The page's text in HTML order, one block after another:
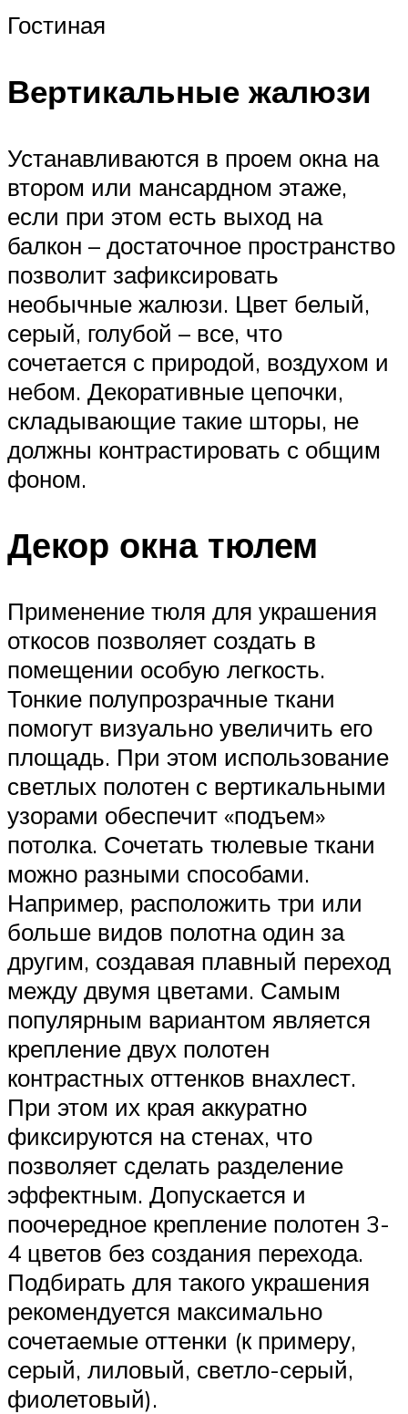
Гостиная
Вертикальные жалюзи
Устанавливаются в проем окна на
втором или мансардном этаже,
если при этом есть выход на
балкон – достаточное пространство
позволит зафиксировать
необычные жалюзи. Цвет белый,
серый, голубой – все, что
сочетается с природой, воздухом и
небом. Декоративные цепочки,
складывающие такие шторы, не
должны контрастировать с общим
фоном.
Декор окна тюлем
Применение тюля для украшения
откосов позволяет создать в
помещении особую легкость.
Тонкие полупрозрачные ткани
помогут визуально увеличить его
площадь. При этом использование
светлых полотен с вертикальными
узорами обеспечит «подъем»
потолка. Сочетать тюлевые ткани
можно разными способами.
Например, расположить три или
больше видов полотна один за
другим, создавая плавный переход
между двумя цветами. Самым
популярным вариантом является
крепление двух полотен
контрастных оттенков внахлест.
При этом их края аккуратно
фиксируются на стенах, что
позволяет сделать разделение
эффектным. Допускается и
поочередное крепление полотен 3-
4 цветов без создания перехода.
Подбирать для такого украшения
рекомендуется максимально
сочетаемые оттенки (к примеру,
серый, лиловый, светло-серый,
фиолетовый).